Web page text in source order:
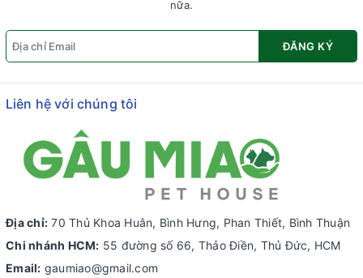
nữa.
ĐĂNG KÝ
Liên hệ với chúng tôi
Địa chỉ: 70 Thủ Khoa Huân, Bình Hưng, Phan Thiết, Bình Thuận
Chi nhánh HCM: 55 đường số 66, Thảo Điền, Thủ Đức, HCM
Email: gaumiao@gmail.com